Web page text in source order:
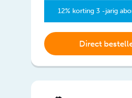
12% korting 3 -jarig
Direct